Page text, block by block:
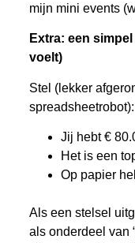
mijn mini events
Extra: een
voelt)
Stel (lekker
spreadsheetrobot):
Jij hebt €
Het is een
Op papier
Als een stelsel
als onderdeel van